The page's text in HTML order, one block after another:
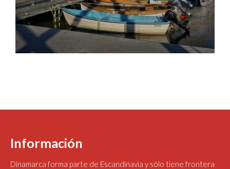
Información
Dinamarca forma parte de Escandinavia y sólo tiene frontera